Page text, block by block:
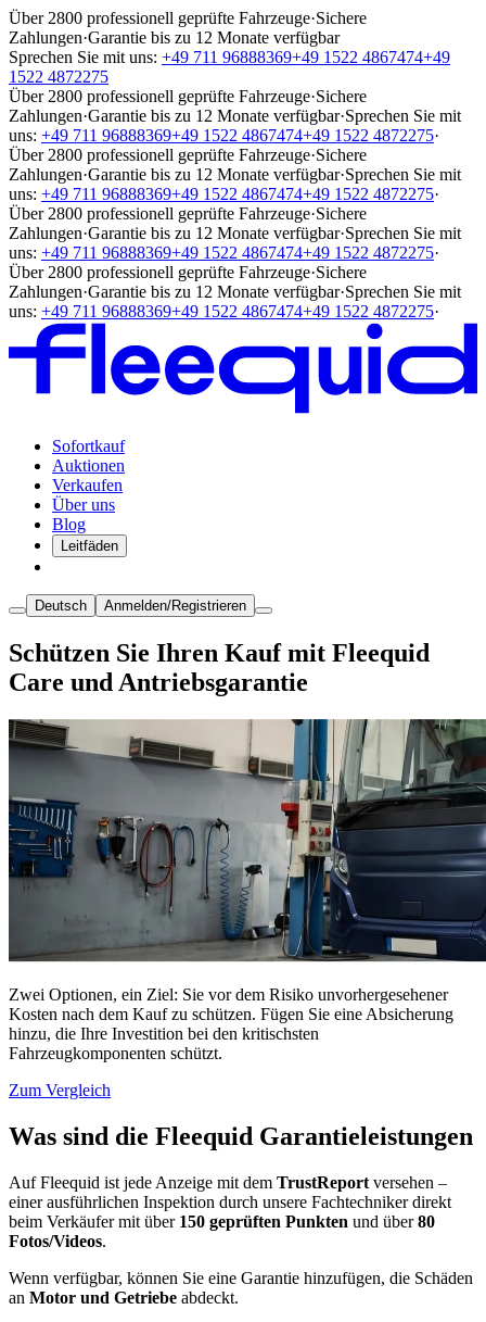
Über 2800 professionell geprüfte Fahrzeuge·Sichere
Zahlungen·Garantie bis zu 12 Monate verfügbar
Sprechen Sie mit uns: +49 711 96888369+49 1522 4867474+49
1522 4872275
Über 2800 professionell geprüfte Fahrzeuge·Sichere
Zahlungen·Garantie bis zu 12 Monate verfügbar·Sprechen Sie mit
uns: +49 711 96888369+49 1522 4867474+49 1522 4872275·
Über 2800 professionell geprüfte Fahrzeuge·Sichere
Zahlungen·Garantie bis zu 12 Monate verfügbar·Sprechen Sie mit
uns: +49 711 96888369+49 1522 4867474+49 1522 4872275·
Über 2800 professionell geprüfte Fahrzeuge·Sichere
Zahlungen·Garantie bis zu 12 Monate verfügbar·Sprechen Sie mit
uns: +49 711 96888369+49 1522 4867474+49 1522 4872275·
Über 2800 professionell geprüfte Fahrzeuge·Sichere
Zahlungen·Garantie bis zu 12 Monate verfügbar·Sprechen Sie mit
uns: +49 711 96888369+49 1522 4867474+49 1522 4872275·
Sofortkauf
Auktionen
Verkaufen
Über uns
Blog
Leitfäden
Deutsch Anmelden/Registrieren
Schützen Sie Ihren Kauf mit Fleequid
Care und Antriebsgarantie
Zwei Optionen, ein Ziel: Sie vor dem Risiko unvorhergesehener
Kosten nach dem Kauf zu schützen. Fügen Sie eine Absicherung
hinzu, die Ihre Investition bei den kritischsten
Fahrzeugkomponenten schützt.
Zum Vergleich
Was sind die Fleequid Garantieleistungen
Auf Fleequid ist jede Anzeige mit dem TrustReport versehen –
einer ausführlichen Inspektion durch unsere Fachtechniker direkt
beim Verkäufer mit über 150 geprüften Punkten und über80
Fotos/Videos.
Wenn verfügbar, können Sie eine Garantie hinzufügen, die Schäden
an Motor und Getriebe abdeckt.